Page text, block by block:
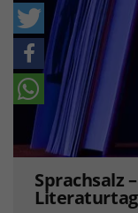
Sprachsalz